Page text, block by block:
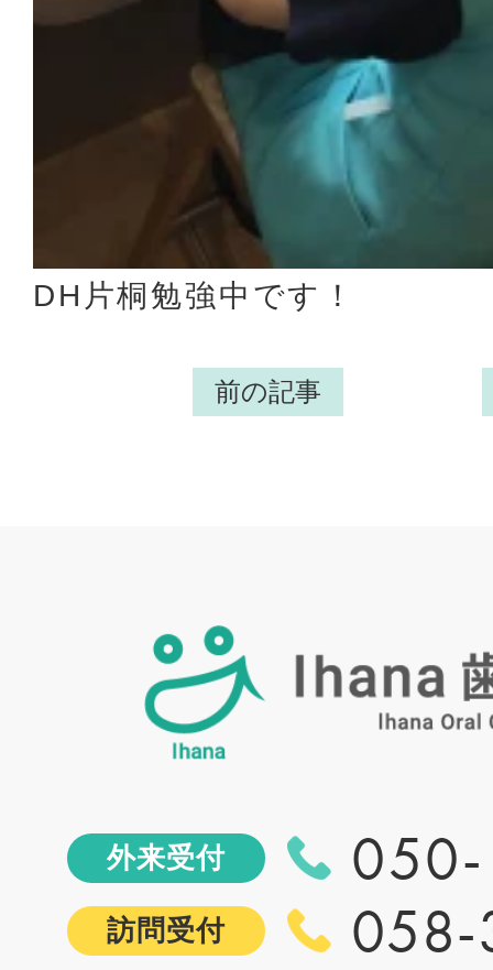
DH片桐勉強中です！
前の記事
外来受付
訪問受付 058-